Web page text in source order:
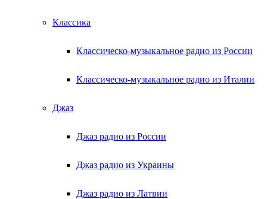
Классика
Классическо-музыкальное радио из России
Классическо-музыкальное радио из Италии
Джаз
Джаз радио из России
Джаз радио из Украины
Джаз радио из Латвии